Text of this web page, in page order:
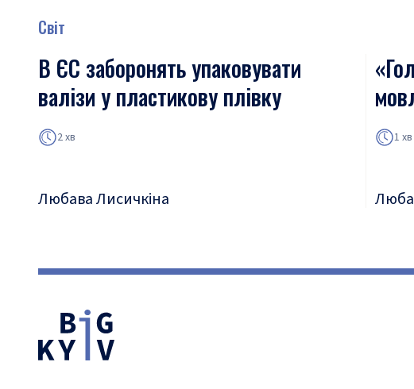
Світ
В ЄС заборонять упаковувати
валізи у пластикову плівку
2 хв
Любава Лисичкіна
1 хв